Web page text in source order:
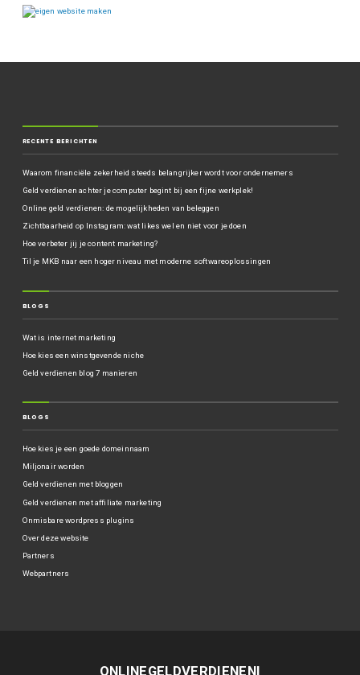
RECENTE BERICHTEN
Waarom financiële zekerheid steeds belangrijker wordt voor ondernemers
Geld verdienen achter je computer begint bij een fijne werkplek!
Online geld verdienen: de mogelijkheden van beleggen
Zichtbaarheid op Instagram: wat likes wel en niet voor je doen
Hoe verbeter jij je content marketing?
Til je MKB naar een hoger niveau met moderne softwareoplossingen
BLOGS
Wat is internet marketing
Hoe kies een winstgevende niche
Geld verdienen blog 7 manieren
BLOGS
Hoe kies je een goede domeinnaam
Miljonair worden
Geld verdienen met bloggen
Geld verdienen met affiliate marketing
Onmisbare wordpress plugins
Over deze website
Partners
Webpartners
ONLINEGELDVERDIENENI